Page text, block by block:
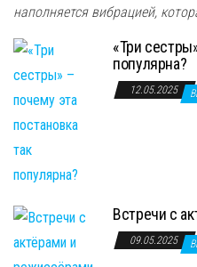
наполняется вибрацией,
«Три
популярна?
12.05.2025
Встречи с
09.05.2025